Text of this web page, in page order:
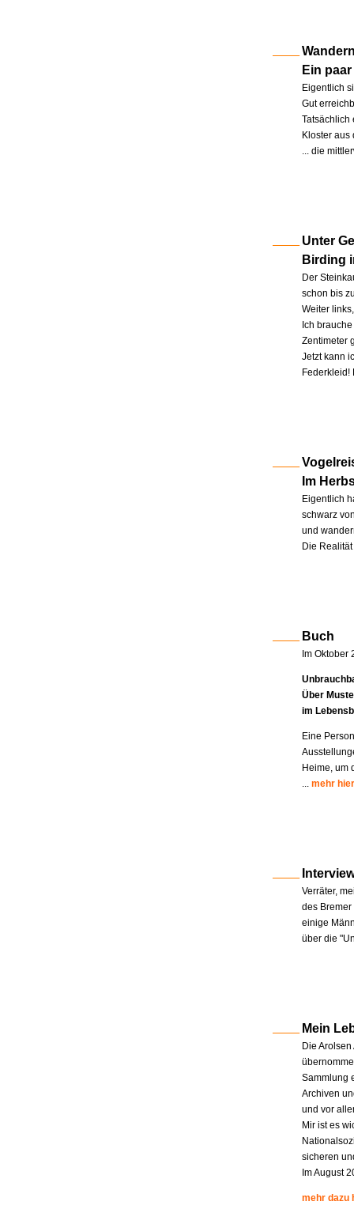
Ein
Eigentlich
Gut
Tatsächlich
Kloster
... die
Unter
Birding
Der
schon bis
Weiter
Ich
Zentimeter
Jetzt kann
Im
Eigentlich
schwarz
und
Die
Buch
Im Oktober
Über
im
Eine
Heime, um
... mehr hier
Verräter,
des
einige
über die
Mein
Die
Sammlung
Archiven
und vor
Mir ist es
sicheren
Im August
mehr dazu